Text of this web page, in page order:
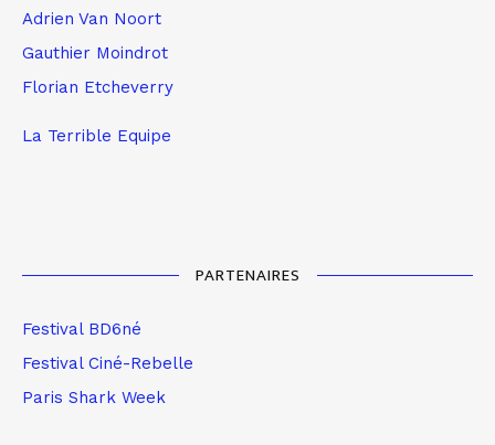
Adrien Van Noort
Gauthier Moindrot
Florian Etcheverry
La Terrible Equipe
PARTENAIRES
Festival BD6né
Festival Ciné-Rebelle
Paris Shark Week